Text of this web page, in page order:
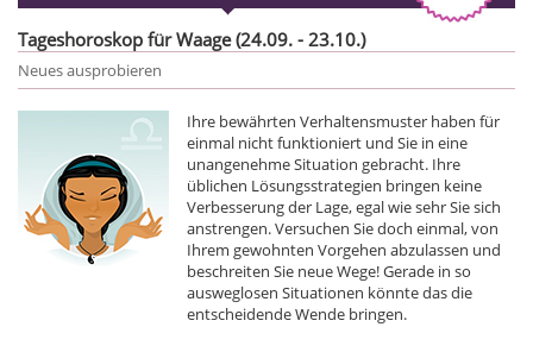
Tageshoroskop für Waage (24.09. - 23.10.)
Neues ausprobieren
Ihre bewährten Verhaltensmuster haben für
einmal nicht funktioniert und Sie in eine
unangenehme Situation gebracht. Ihre
üblichen Lösungsstrategien bringen keine
Verbesserung der Lage, egal wie sehr Sie sich
anstrengen. Versuchen Sie doch einmal, von
Ihrem gewohnten Vorgehen abzulassen und
beschreiten Sie neue Wege! Gerade in so
ausweglosen Situationen könnte das die
entscheidende Wende bringen.